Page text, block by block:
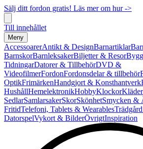
Sälj ditt fordon gratis! Läs mer om hur ->
Till innehållet
Meny
AccessoarerAntikt & DesignBarnartiklar
BarnskorBarnleksakerBiljetter & Resor
TidningarDatorer & TillbehörDVD &
VideofilmerFordonFordonsdelar & tillbehör
OptikFrimärkenHandgjort & Konsthantverk
HushållHemelektronikHobbyKlockorKläder
SedlarSamlarsakerSkorSkönhetSmycken &
FritidTelefoni, Tablets & Wearables
DatorspelVykort & BilderÖvrigtInspiration